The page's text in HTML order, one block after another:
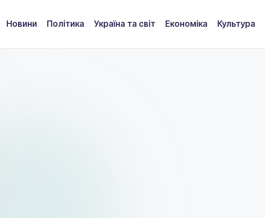
Новини Політика Україна та світ Економіка Культура